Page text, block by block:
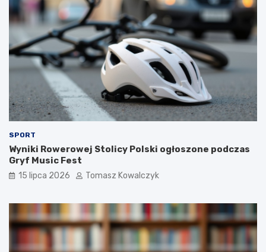
SPORT
Wyniki Rowerowej Stolicy Polski ogłoszone podczas
Gryf Music Fest
15 lipca 2026 Tomasz Kowalczyk